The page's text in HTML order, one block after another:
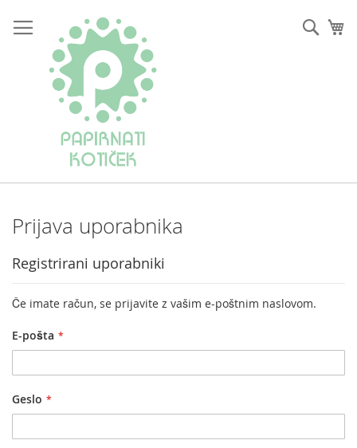
na
vsebino
Prijava uporabnika
Registrirani uporabniki
Če imate račun, se prijavite z vašim e-poštnim naslovom.
E-pošta
Geslo